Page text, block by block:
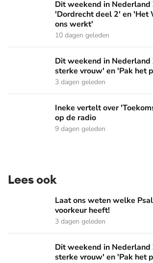
Dit weekend in Nederland Zingt:
Dit weekend in Nederland
'Dordrecht deel 2' en 'Het
ons werkt'
10 dagen geleden
Dit weekend in Nederland Zingt: 'De
Dit weekend in Nederland
sterke vrouw' en 'Pak het
3 dagen geleden
Ineke vertelt over 'Toekomst vol van
Ineke vertelt over
op de radio
9 dagen geleden
Lees ook
Laat ons weten welke Psalm jouw
Laat ons weten welke
voorkeur heeft!
3 dagen geleden
Dit weekend in Nederland Zingt: 'De
Dit weekend in Nederland
sterke vrouw' en 'Pak het